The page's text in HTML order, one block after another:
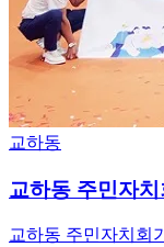
교하동
교하동 주민자치
교하동 주민자치회